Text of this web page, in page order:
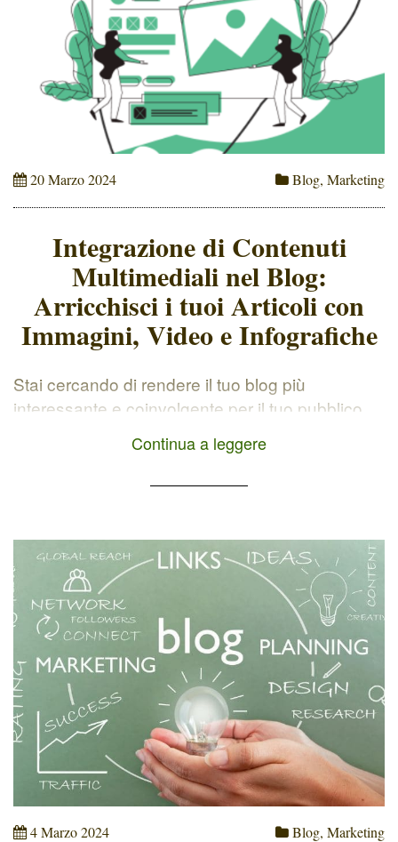
20 Marzo 2024 Blog, Marketing
Integrazione di Contenuti
Multimediali nel Blog:
Arricchisci i tuoi Articoli con
Immagini, Video e Infografiche
Stai cercando di rendere il tuo blog più
interessante e coinvolgente per il tuo pubblico
quest'articolo, ti mostrerò 5 vantaggi e diverse
idee per sfruttare l'integrazione di contenuti
la differenza nel rendere i tuoi contenuti più […]
Continua a leggere
4 Marzo 2024 Blog, Marketing